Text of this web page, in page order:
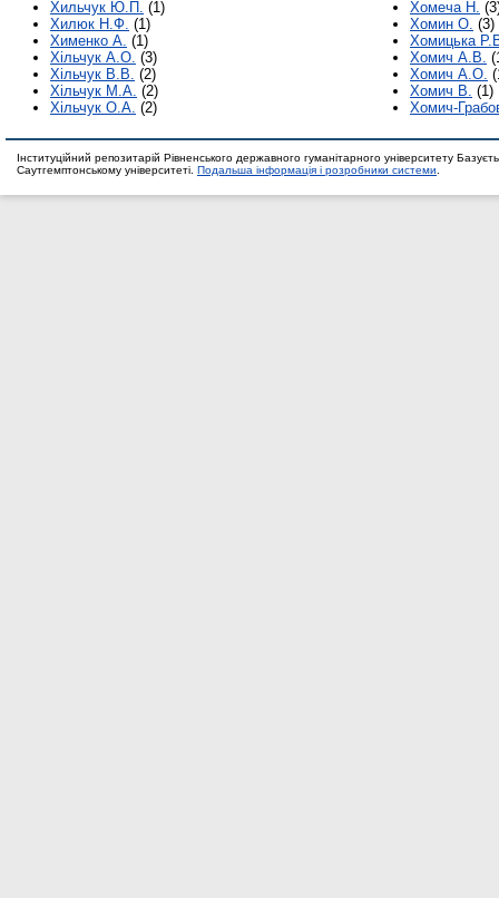
Хильчук Ю.П. (1)
Хилюк Н.Ф. (1)
Хименко А. (1)
Хільчук А.О. (3)
Хільчук В.В. (2)
Хільчук М.А. (2)
Хільчук О.А. (2)
Хомеча Н.
Хомин О. (3)
Хомицька
Хомич А.В.
Хомич А.О.
Хомич В. (1)
Хомич-
Інституційний репозитарій Рівненського державного гуманітарного університету
Саутгемптонському університеті. Подальша інформація і розробники системи.